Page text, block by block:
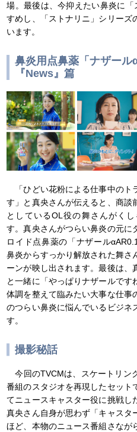
場。最後は、今抑えたい鼻炎に「
すめし、「ストナリニ」シリーズ
います。
鼻炎用点鼻薬「ナザール
『News』篇
「ひどい花粉による仕事中のト
す」と真央さんが伝えると、商談
としているOL役の舞さんがく
す。真央さんがつらい鼻炎の元に
ロイド点鼻薬の「ナザール
鼻炎からすっかり解放された舞さ
ーンが映し出されます。最後は、
と一緒に「やっぱりナザールです
体調を整えて臨みたい大事な仕事
のつらい鼻炎に悩んでいるビジネ
す。
撮影秘話
今回のTVCMは、スケートリン
番組のスタジオを再現したセット
てニュースキャスター役に挑戦し
真央さん自身が思わず「キャスタ
ほど、本物のニュース番組さなが